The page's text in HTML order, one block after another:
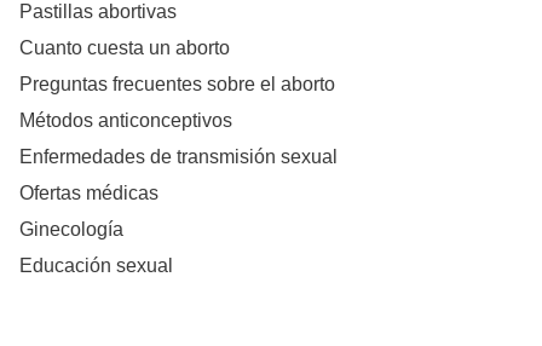
Pastillas abortivas
Cuanto cuesta un aborto
Preguntas frecuentes sobre el aborto
Métodos anticonceptivos
Enfermedades de transmisión sexual
Ofertas médicas
Ginecología
Educación sexual